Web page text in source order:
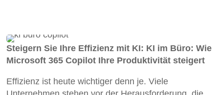
Steigern Sie Ihre Effizienz mit KI: KI im Büro: Wie
Microsoft 365 Copilot Ihre Produktivität steigert
Effizienz ist heute wichtiger denn je. Viele